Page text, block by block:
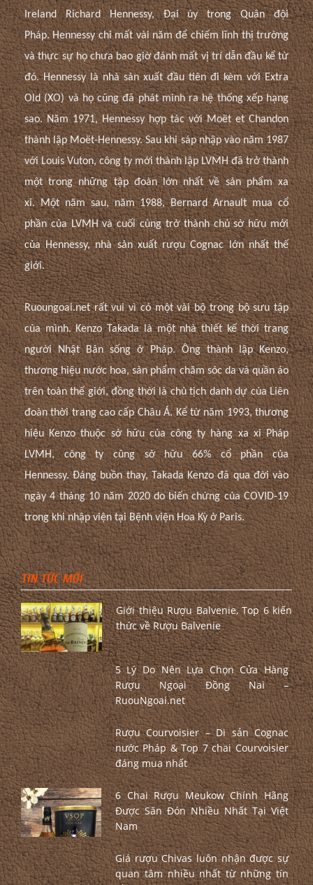
Ireland Richard Hennessy, Đại úy trong Quân đội
Pháp. Hennessy chỉ mất vài năm để chiếm lĩnh thị trường
và thực sự họ chưa bao giờ đánh mất vị trí dẫn đầu kể từ
đó. Hennessy là nhà sản xuất đầu tiên đi kèm với Extra
Old (XO) và họ cũng đã phát minh ra hệ thống xếp hạng
sao. Năm 1971, Hennessy hợp tác với Moët et Chandon
thành lập Moët-Hennessy. Sau khi sáp nhập vào năm 1987
với Louis Vuton, công ty mới thành lập LVMH đã trở thành
một trong những tập đoàn lớn nhất về sản phẩm xa
xỉ. Một năm sau, năm 1988, Bernard Arnault mua cổ
phần của LVMH và cuối cùng trở thành chủ sở hữu mới
của Hennessy, nhà sản xuất rượu Cognac lớn nhất thế
giới.
Ruoungoai.net rất vui vì có một vài bộ trong bộ sưu tập
của mình.Kenzo Takada là một nhà thiết kế thời trang
người Nhật Bản sống ở Pháp. Ông thành lập Kenzo,
thương hiệu nước hoa, sản phẩm chăm sóc da và quần áo
trên toàn thế giới, đồng thời là chủ tịch danh dự của Liên
đoàn thời trang cao cấp Châu Á. Kể từ năm 1993, thương
hiệu Kenzo thuộc sở hữu của công ty hàng xa xỉ Pháp
LVMH, công ty cũng sở hữu 66% cổ phần của
Hennessy. Đáng buồn thay, Takada Kenzo đã qua đời vào
ngày 4 tháng 10 năm 2020 do biến chứng của COVID-19
trong khi nhập viện tại Bệnh viện Hoa Kỳ ở Paris.
TIN TỨC MỚI
Giới thiệu Rượu Balvenie, Top 6 kiến
thức về Rượu Balvenie
5 Lý Do Nên Lựa Chọn Cửa Hàng
Rượu Ngoại Đồng Nai –
RuouNgoai.net
Rượu Courvoisier – Di sản Cognac
nước Pháp & Top 7 chai Courvoisier
đáng mua nhất
6 Chai Rượu Meukow Chính Hãng
Được Săn Đón Nhiều Nhất Tại Việt
Nam
Giá rượu Chivas luôn nhận được sự
quan tâm nhiều nhất từ những tín